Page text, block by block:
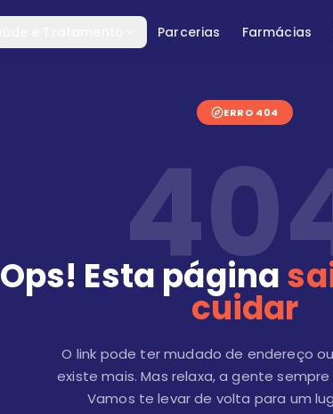
Parcerias Farmácias
ERRO 404
Ops! Esta página
cuidar
O link pode ter mudado de endereço
existe mais. Mas relaxa, a gente
Vamos te levar de volta para um